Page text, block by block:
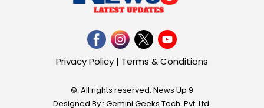
Privacy Policy | Terms & Conditions
©: All rights reserved. News Up 9
Designed By : Gemini Geeks Tech. Pvt. Ltd.